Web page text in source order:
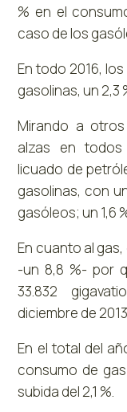
% en el
caso de los
En todo 2016,
gasolinas, un 2,3
Mirando a
alzas en
licuado de
gasolinas, con
gasóleos; un 1,6
En cuanto al
-un 8,8 %- por
33.832
diciembre de
En el total del
consumo de
subida del 2,1 %.